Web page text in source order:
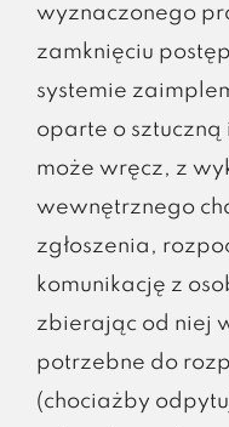
wyznaczonego
zamknięciu
systemie
oparte o
może wręcz, z
wewnętrznego
zgłoszenia,
komunikację z
zbierając od niej
potrzebne do
(chociażby